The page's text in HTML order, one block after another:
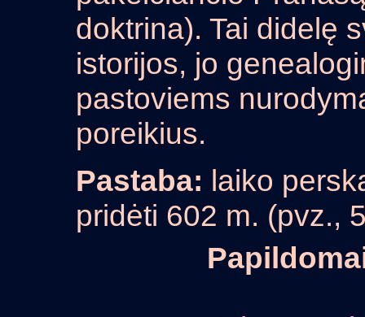
doktrina). Tai didelę
istorijos, jo
pastoviems
poreikius.
Pastaba: laiko
pridėti 602 m. (pvz.,